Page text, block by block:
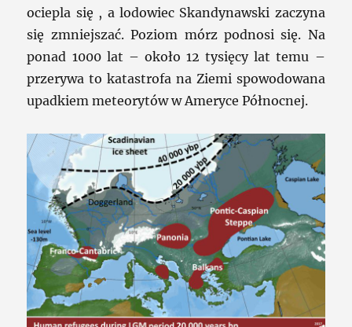
ociepla się , a lodowiec Skandynawski zaczyna
się zmniejszać. Poziom mórz podnosi się. Na
ponad 1000 lat – około 12 tysięcy lat temu –
przerywa to katastrofa na Ziemi spowodowana
upadkiem meteorytów w Ameryce Północnej.